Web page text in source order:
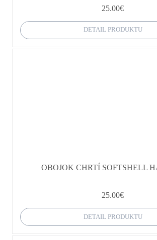
25.00€
DETAIL PRODUKTU
OBOJOK CHRTÍ SOFTSHELL
25.00€
DETAIL PRODUKTU